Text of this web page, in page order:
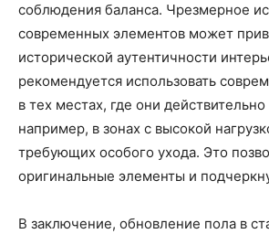
соблюдения баланса. Чрезмерное
современных элементов может
исторической аутентичности
рекомендуется использовать
в тех местах, где они
например, в зонах с высокой
требующих особого ухода. Это
оригинальные элементы и
В заключение, обновление пола в